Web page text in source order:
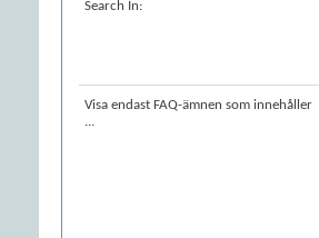
Search In:
Visa endast FAQ-ämnen som innehåller
...